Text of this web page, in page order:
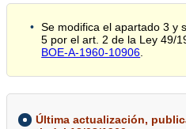
Se modifica el apartado 3 y
5 por el art. 2 de la Ley 49/
BOE-A-1960-10906
Última actualización,